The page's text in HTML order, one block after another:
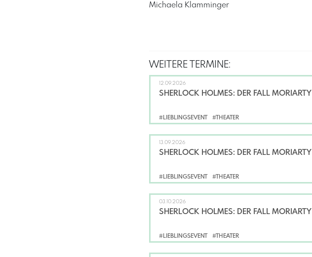
Michaela Klamminger
WEITERE TERMINE:
#LIEBLINGSEVENT #THEATER
12.09.2026
SHERLOCK HOLMES: DER FALL MORIARTY
#LIEBLINGSEVENT #THEATER
13.09.2026
SHERLOCK HOLMES: DER FALL MORIARTY
#LIEBLINGSEVENT #THEATER
03.10.2026
SHERLOCK HOLMES: DER FALL MORIARTY